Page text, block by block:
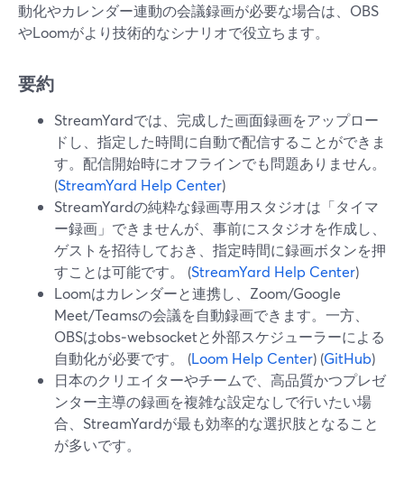
動化やカレンダー連動の会議録画が必要な場合は、OBS
やLoomがより技術的なシナリオで役立ちます。
要約
StreamYardでは、完成した画面録画をアップロー
ドし、指定した時間に自動で配信することができま
す。配信開始時にオフラインでも問題ありません。
(StreamYard Help Center)
StreamYardの純粋な録画専用スタジオは「タイマ
ー録画」できませんが、事前にスタジオを作成し、
ゲストを招待しておき、指定時間に録画ボタンを押
すことは可能です。 (StreamYard Help Center)
Loomはカレンダーと連携し、Zoom/Google
Meet/Teamsの会議を自動録画できます。一方、
OBSはobs‑websocketと外部スケジューラーによる
自動化が必要です。 (Loom Help Center) (GitHub)
日本のクリエイターやチームで、高品質かつプレゼ
ンター主導の録画を複雑な設定なしで行いたい場
合、StreamYardが最も効率的な選択肢となること
が多いです。